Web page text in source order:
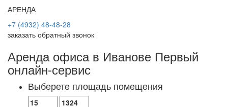
АРЕНДА
+7 (4932) 48-48-28
заказать обратный звонок
Аренда офиса в Иванове Первый
онлайн-сервис
Выберете площадь помещения